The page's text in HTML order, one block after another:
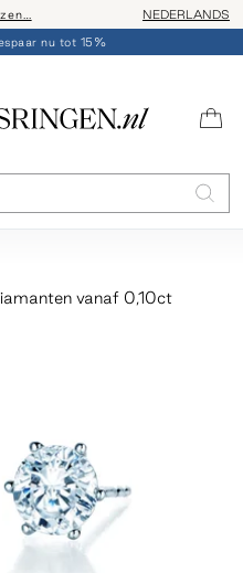
Advies: 020 -
NEDERLANDS
nu tot 15%
vanaf 0,10ct